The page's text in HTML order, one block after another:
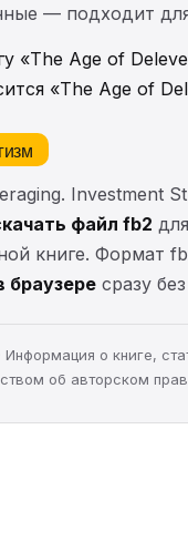
— подходит для
«The Age of
«The Age of
Investment
файл fb2
книге. Формат
браузере сразу
Информация о книге,
об авторском